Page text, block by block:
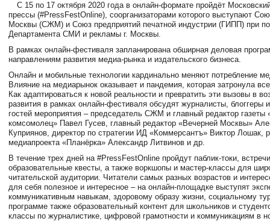
С 15 по 17 октября 2020 года в онлайн-формате пройдёт
прессы (#PressFestOnline), соорганизаторами которого выступают
Москвы (СЖМ) и Союз предприятий печатной индустрии (ГИПП) при
Департамента СМИ и рекламы г. Москвы.
В рамках онлайн-фестиваля запланирована обширная деловая
направлениям развития медиа-рынка и издательского бизнеса.
Онлайн и мобильные технологии кардинально меняют потребление
Влияние на медиарынок оказывает и пандемия, которая затронула
Как адаптироваться к новой реальности и превратить эти вызовы в
развития в рамках онлайн-фестиваля обсудят журналисты, блоггеры
гостей мероприятия – председатель СЖМ и главный редактор газеты
комсомолец» Павел Гусев, главный редактор «Вечерней Москвы»
Куприянов, директор по стратегии ИД «Коммерсантъ» Виктор Лошак,
медиапроекта «Планёрка» Александр Литвинов и др.
В течение трех дней на #PressFestOnline пройдут паблик-токи,
образовательные квесты, а также воркшопы и мастер-классы для
читательской аудитории. Читатели самых разных возрастов и
для себя полезное и интересное – на онлайн-площадке выступят
коммуникативным навыкам, здоровому образу жизни, социальному
программе также образовательный контент для школьников и
классы по журналистике, цифровой грамотности и коммуникациям в